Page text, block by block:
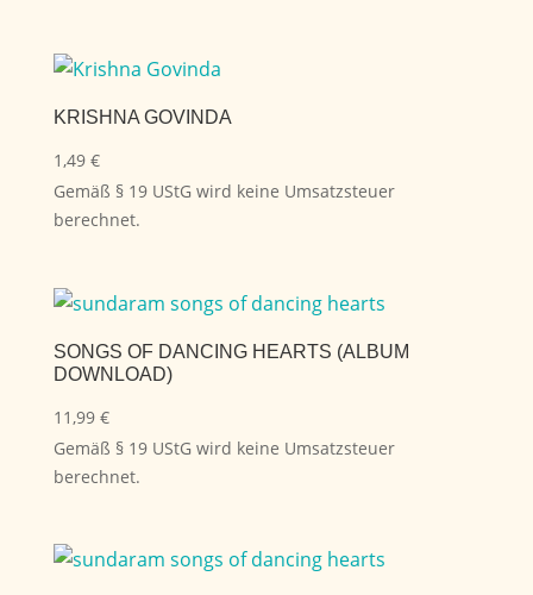
KRISHNA GOVINDA
1,49 €
Gemäß § 19 UStG wird keine Umsatzsteuer
berechnet.
SONGS OF DANCING HEARTS (ALBUM
DOWNLOAD)
11,99 €
Gemäß § 19 UStG wird keine Umsatzsteuer
berechnet.